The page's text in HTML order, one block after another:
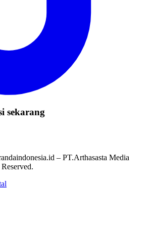
sekarang
– PT.Arthasasta Media